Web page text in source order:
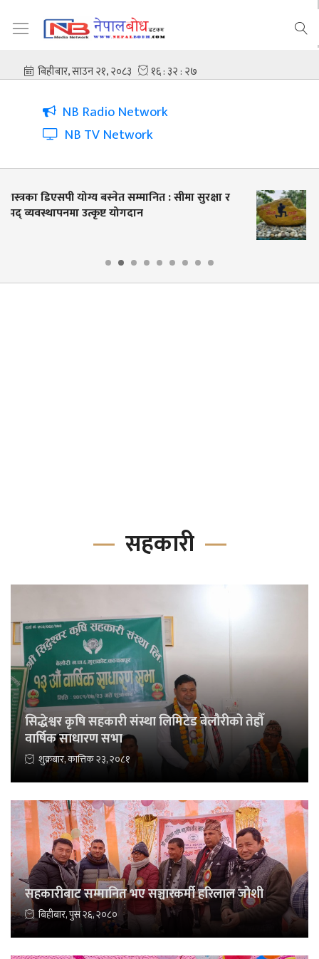
NB Radio Network
NB TV Network
सशस्त्र प्रहरी बल नेपालले कञ्चनपुरमा के के गर्याे ?
सहकारी
सिद्धेश्वर कृषि सहकारी संस्था लिमिटेड बेलौरीको तेह्रौँ
वार्षिक साधारण सभा
शुक्रबार, कात्तिक २३, २०८१
सहकारीबाट सम्मानित भए सञ्चारकर्मी हरिलाल जोशी
बिहीबार, पुस २६, २०८०